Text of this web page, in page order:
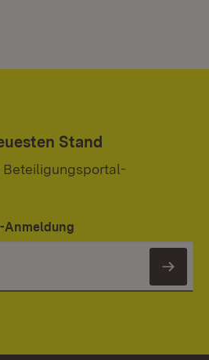
Stand
Beteiligungsportal-
Anmeldung